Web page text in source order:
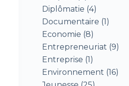
Diplômatie (4)
Documentaire (1)
Economie (8)
Entrepreneuriat (9)
Entreprise (1)
Environnement (16)